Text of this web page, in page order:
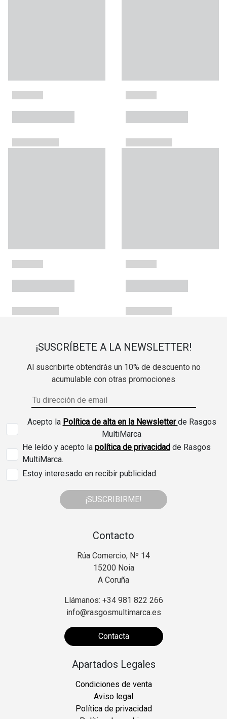
¡SUSCRÍBETE A LA NEWSLETTER!
Al suscribirte obtendrás un 10% de descuento no
acumulable con otras promociones
Acepto la Política de alta en la Newsletterde Rasgos
MultiMarca
He leído y acepto la política de privacidad de Rasgos
MultiMarca.
Estoy interesado en recibir publicidad.
¡SUSCRIBIRME!
Contacto
Rúa Comercio, Nº 14
15200 Noia
A Coruña
Llámanos: +34 981 822 266
info@rasgosmultimarca.es
Contacta
Apartados Legales
Condiciones de venta
Aviso legal
Política de privacidad